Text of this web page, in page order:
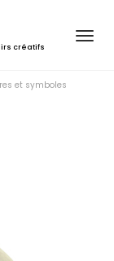
créatifs
et symboles